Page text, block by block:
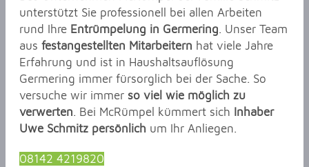
unterstützt Sie professionell bei allen Arbeiten
rund Ihre Entrümpelung in Germering. Unser Team
aus festangestellten Mitarbeitern hat viele Jahre
Erfahrung und ist in Haushaltsauflösung
Germering immer fürsorglich bei der Sache. So
versuche wir immer so viel wie möglich zu
verwerten. Bei McRümpel kümmert sich Inhaber
Uwe Schmitz persönlich um Ihr Anliegen.
08142 4219820